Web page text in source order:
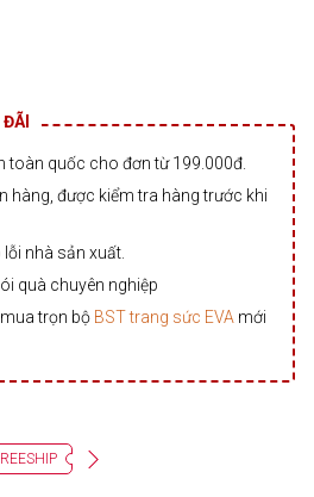
toàn quốc cho đơn từ 199.000đ.
hàng, được kiểm tra hàng trước khi
nhà sản xuất.
quà chuyên nghiệp
trọn bộ BST trang sức EVA mới